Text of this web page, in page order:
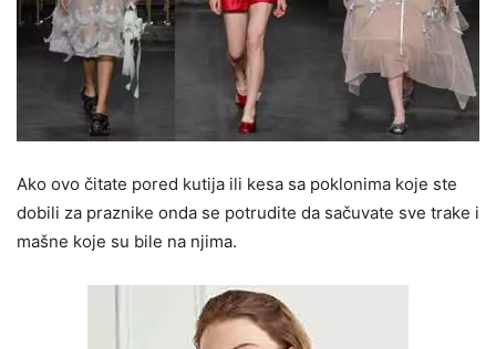
Ako ovo čitate pored kutija ili kesa sa poklonima koje ste
dobili za praznike onda se potrudite da sačuvate sve trake i
mašne koje su bile na njima.